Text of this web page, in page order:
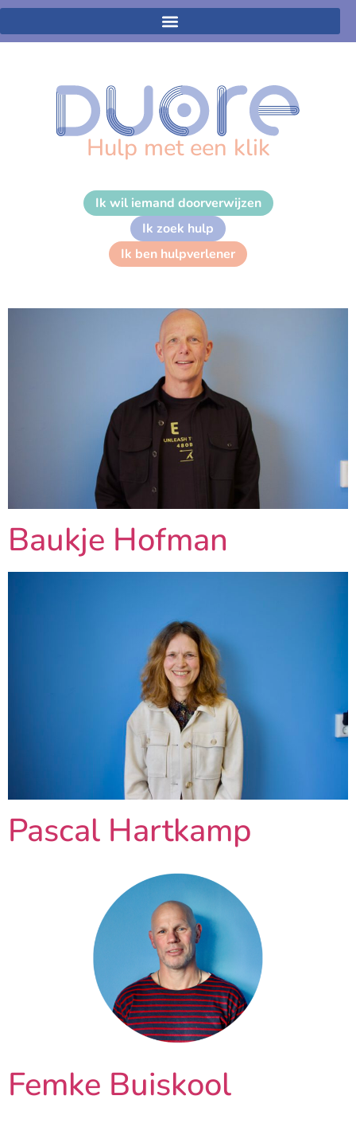
Hulp met een klik
Ik wil iemand doorverwijzen
Ik zoek hulp
Ik ben hulpverlener
HenkJan Holwerda
Baukje Hofman
Pascal Hartkamp
Femke Buiskool